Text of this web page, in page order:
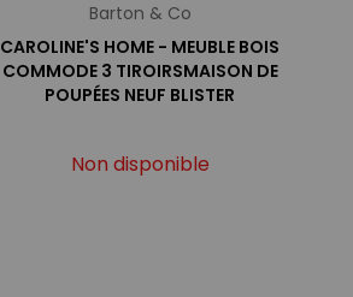
Barton & Co
CAROLINE'S HOME - MEUBLE BOIS
COMMODE 3 TIROIRSMAISON DE
POUPÉES NEUF BLISTER
Non disponible